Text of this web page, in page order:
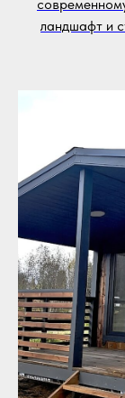
ландшафт и